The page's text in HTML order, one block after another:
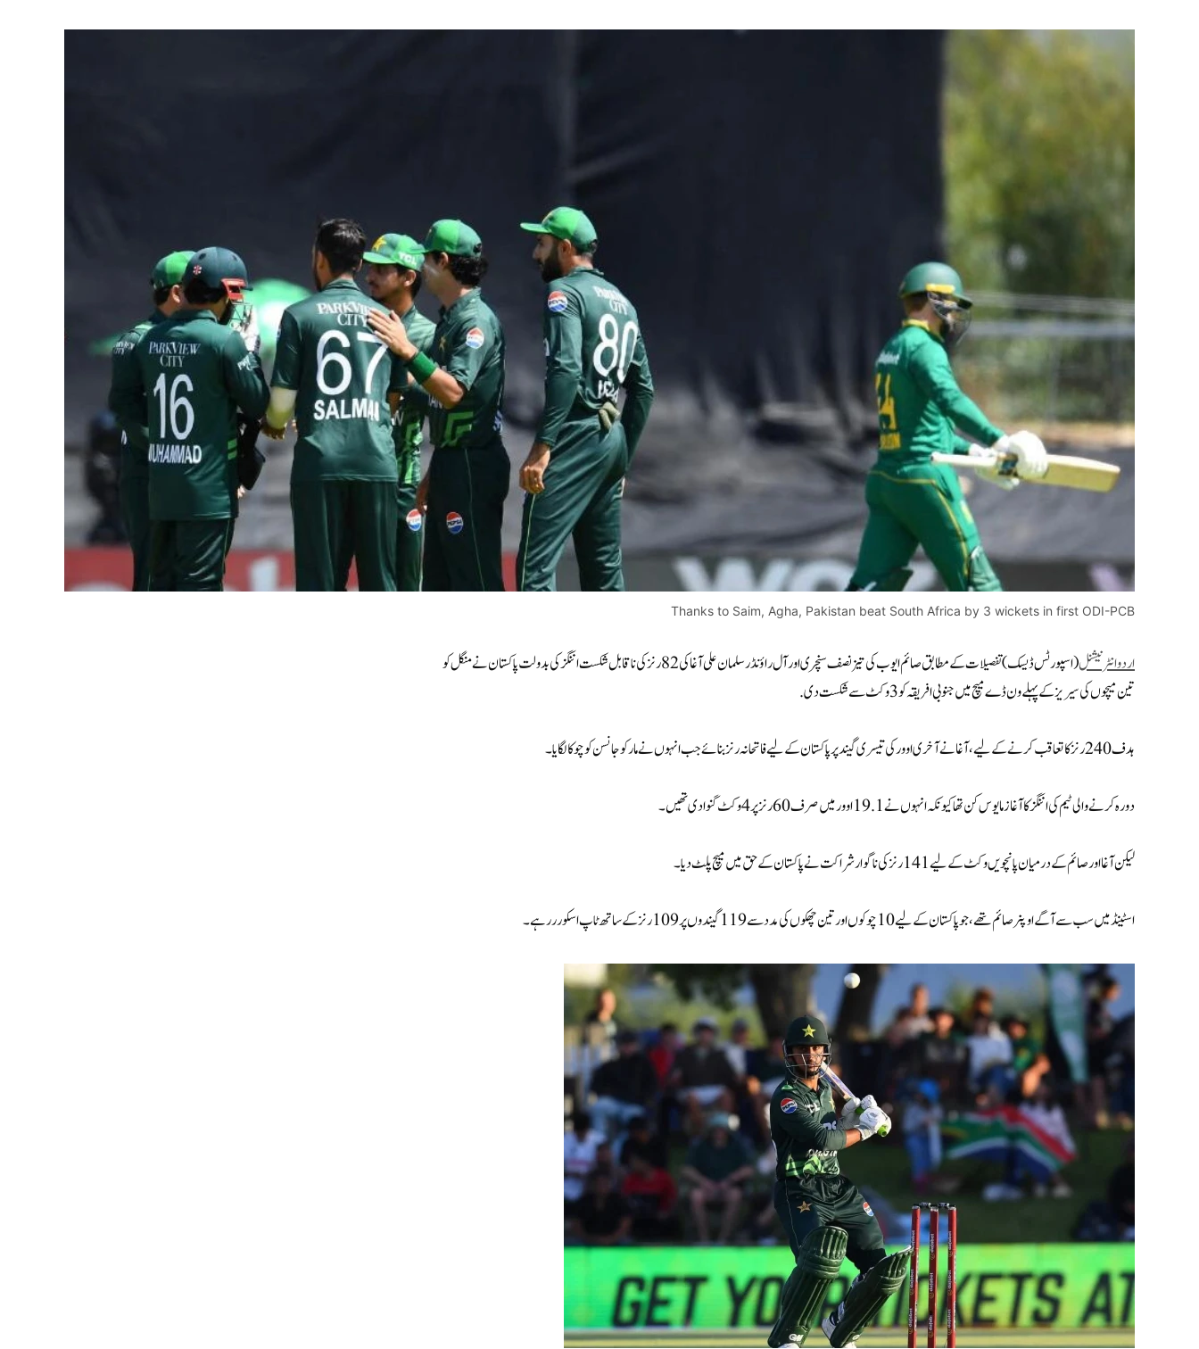
Thanks to Saim, Agha, Pakistan beat South Africa by 3 wickets in first ODI-PCB
اردوانٹرنیشنل
(اسپورٹس ڈیسک) تفصیلات کے مطابق صائم ایوب کی تیز نصف سنچری اور آل راؤنڈر سلمان علی آغا کی 82 رنز کی ناقابل شکست اننگز کی بدولت پاکستان نے منگل کو
تین میچوں کی سیریز کے پہلے ون ڈے میچ میں جنوبی افریقہ کو 3 وکٹ سے شکست دی.
ہدف 240 رنز کا تعاقب کرنے کے لیے، آغا نے آخری اوور کی تیسری گیند پر پاکستان کے لیے فاتحانہ رنز بنائے جب انہوں نے مارکو جانسن کو چوکا لگایا۔
دورہ کرنے والی ٹیم کی اننگز کا آغاز مایوس کن تھا کیونکہ انہوں نے 19.1 اوور میں صرف 60 رنز پر 4 وکٹ گنوا دی تھیں۔
لیکن آغا اور صائم کے درمیان پانچویں وکٹ کے لیے 141 رنز کی ناگوار شراکت نے پاکستان کے حق میں میچ پلٹ دیا۔
اسٹینڈ میں سب سے آگے اوپنر صائم تھے، جو پاکستان کے لیے 10 چوکوں اور تین چھکوں کی مدد سے 119 گیندوں پر 109 رنز کے ساتھ ٹاپ اسکورر رہے ۔